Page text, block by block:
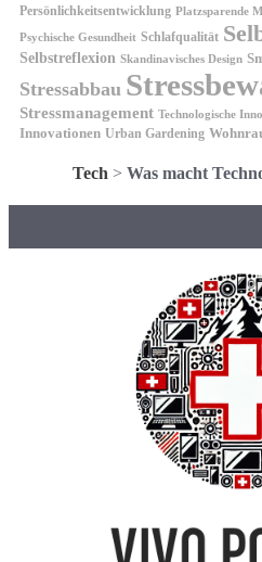
Persönlichkeitsentwicklung Platzsparende
Psychische Gesundheit Schlafqualität
Selbstreflexion Skandinavisches Design
Stressabbau
Stressmanagement Technologische
Innovationen Urban Gardening
Tech > Was macht